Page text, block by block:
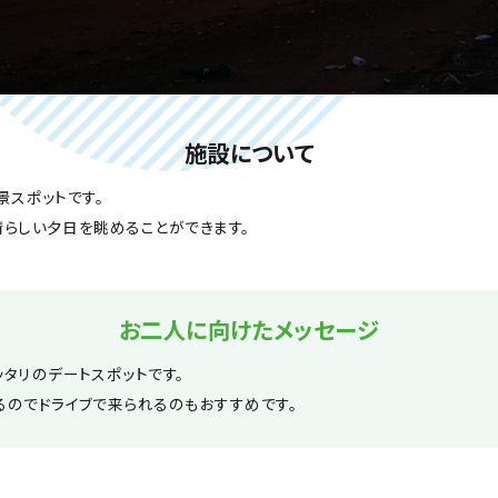
施設について
ポットです。
しい夕日を眺めることができます。
お二人に向けたメッセージ
リのデートスポットです。
でドライブで来られるのもおすすめです。